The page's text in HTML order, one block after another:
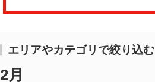
エリアやカテゴリで絞り込む
2月